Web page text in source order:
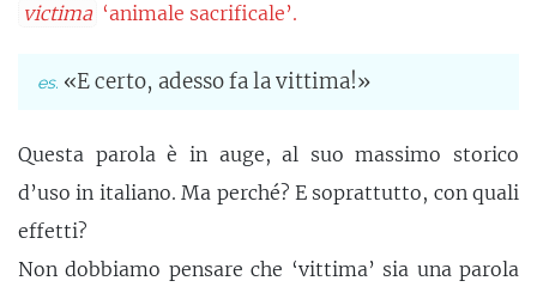
victima ‘animale sacrificale’.
«E certo, adesso fa la vittima!»
Questa parola è in auge, al suo massimo storico
d’uso in italiano. Ma perché? E soprattutto, con quali
effetti?
Non dobbiamo pensare che ‘vittima’ sia una parola